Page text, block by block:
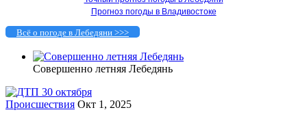
Прогноз погоды в Владивостоке
Всё о погоде в Лебедяни >>>
Совершенно летняя Лебедянь
Происшествия Окт 1, 2025